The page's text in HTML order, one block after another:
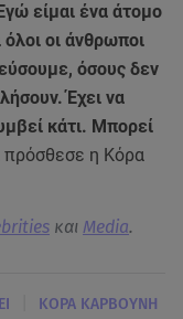
είμαι ένα άτομο
όλοι οι άνθρωποι
όσους δεν
Έχει να
κάτι. Μπορεί
πρόσθεσε η Κόρα
και Media.
ΚΟΡΑ ΚΑΡΒΟΥΝΗ